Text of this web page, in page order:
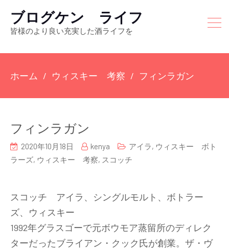
ブログケン ライフ
皆様のより良い充実した酒ライフを
ホーム ウィスキー 考察 フィンラガン
フィンラガン
2020年10月18日 kenya アイラ, ウィスキー ボト
ラーズ, ウィスキー 考察, スコッチ
スコッチ アイラ、シングルモルト、ボトラー
ズ、ウィスキー
1992年グラスゴーで元ボウモア蒸留所のディレク
ターだったブライアン・クック氏が創業。ザ・ヴ